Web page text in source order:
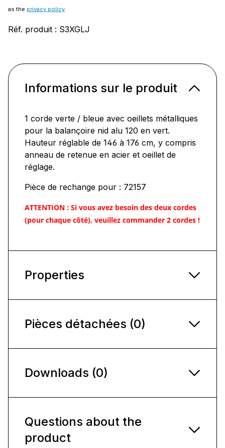
as the privacy policy
Réf. produit : S3XGLJ
Informations sur le produit
1 corde verte / bleue avec oeillets métalliques
pour la balançoire nid alu 120 en vert.
Hauteur réglable de 146 à 176 cm, y compris
anneau de retenue en acier et oeillet de
réglage.
Pièce de rechange pour : 72157
ATTENTION : Si vous avez besoin des deux cordes
(pour chaque côté), veuillez commander 2 cordes !
Properties
Pièces détachées (0)
Downloads (0)
Questions about the
product